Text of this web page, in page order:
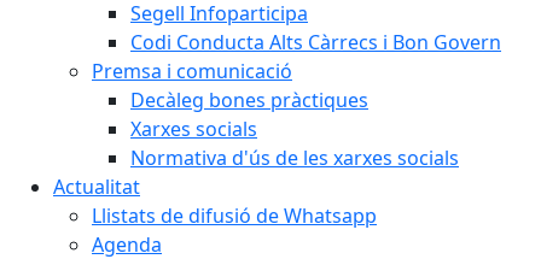
Segell Infoparticipa
Codi Conducta Alts Càrrecs i Bon Govern
Premsa i comunicació
Decàleg bones pràctiques
Xarxes socials
Normativa d'ús de les xarxes socials
Actualitat
Llistats de difusió de Whatsapp
Agenda